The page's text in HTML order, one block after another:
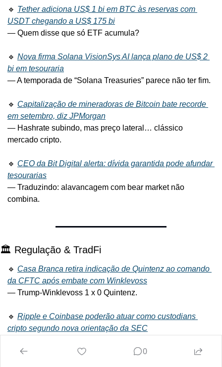
🔹 Tether adiciona US$ 1 bi em BTC às reservas com
USDT chegando a US$ 175 bi
— Quem disse que só ETF acumula?
🔹 Nova firma Solana VisionSys AI lança plano de US$ 2
bi em tesouraria
— A temporada de “Solana Treasuries” parece não ter fim.
🔹 Capitalização de mineradoras de Bitcoin bate recorde
em setembro, diz JPMorgan
— Hashrate subindo, mas preço lateral… clássico
mercado cripto.
🔹 CEO da Bit Digital alerta: dívida garantida pode afundar
tesourarias
— Traduzindo: alavancagem com bear market não
combina.
🏛️ Regulação & TradFi
🔹 Casa Branca retira indicação de Quintenz ao comando
da CFTC após embate com Winklevoss
— Trump-Winklevoss 1 x 0 Quintenz.
🔹 Ripple e Coinbase poderão atuar como custodians
cripto segundo nova orientação da SEC
0